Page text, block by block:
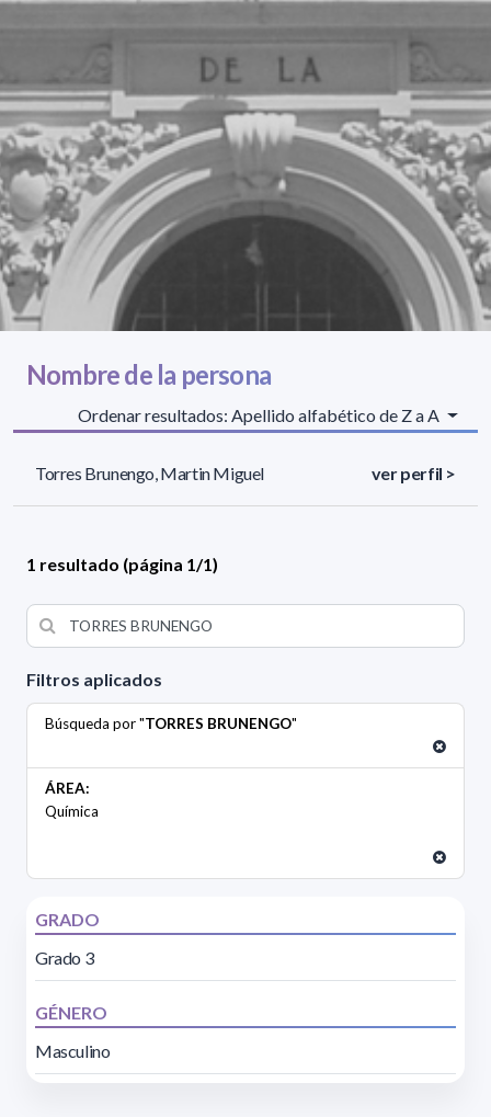
Filtros aplicados
Búsqueda por "TORRES BRUNENGO"
ÁREA:
Química
GRADO
Grado 3
GÉNERO
Masculino
Nombre de la persona
Ordenar resultados: Apellido alfabético de Z a A
Torres Brunengo, Martin Miguel ver perfil >
1 resultado (página 1/1)